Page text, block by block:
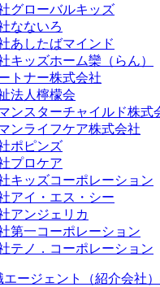
グローバルキッズ
なないろ
あしたばマインド
キッズホーム欒（らん）
トナー株式会社
法人檸檬会
ンスターチャイルド株式
ンライフケア株式会社
ポピンズ
プロケア
キッズコーポレーション
アイ・エス・シー
アンジェリカ
第一コーポレーション
テノ．コーポレーション
ージェント（紹介会社）